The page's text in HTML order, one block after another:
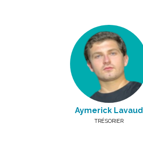
Aymerick Lavaud
TRÉSORIER